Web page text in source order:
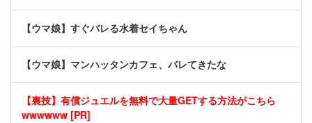
【ウマ娘】すぐバレる水着セイちゃん
【ウマ娘】マンハッタンカフェ、バレてきたな
【裏技】有償ジュエルを無料で大量GETする方法がこちら
wwwwww [PR]